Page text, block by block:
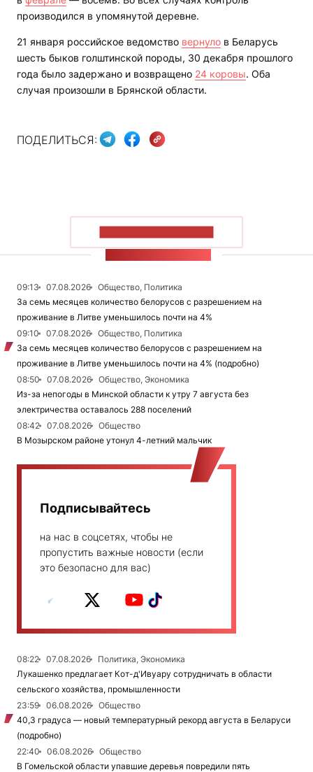
производился в упомянутой деревне.
21 января российское ведомство вернуло в Беларусь
шесть быков голштинской породы, 30 декабря прошлого
года было задержано и возвращено 24 коровы. Оба
случая произошли в Брянской области.
ПОДЕЛИТЬСЯ:
09:13 07.08.2026
Общество, Политика
За семь месяцев количество белорусов с разрешением на
проживание в Литве уменьшилось почти на 4%
09:10
07.08.2026
Общество, Политика
За семь месяцев количество белорусов с разрешением на
проживание в Литве уменьшилось почти на 4% (подробно)
08:50
07.08.2026
Общество, Экономика
Из-за непогоды в Минской области к утру 7 августа без
электричества оставалось 288 поселений
08:42
07.08.2026
Общество
В Мозырском районе утонул 4-летний мальчик
Подписывайтесь
на нас в соцсетях, чтобы не
пропустить важные новости (если
это безопасно для вас)
08:22 07.08.2026
Политика, Экономика
Лукашенко предлагает Кот-д'Ивуару сотрудничать в области
сельского хозяйства, промышленности
23:59
06.08.2026
Общество
40,3 градуса — новый температурный рекорд августа в Беларуси
(подробно)
22:40
06.08.2026
Общество
В Гомельской области упавшие деревья повредили пять